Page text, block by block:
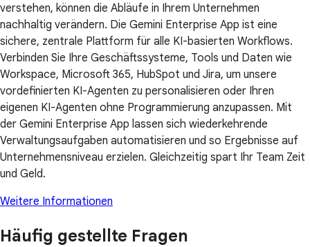
verstehen, können die Abläufe in Ihrem Unternehmen
nachhaltig verändern. Die Gemini Enterprise App ist eine
sichere, zentrale Plattform für alle KI-basierten Workflows.
Verbinden Sie Ihre Geschäftssysteme, Tools und Daten wie
Workspace, Microsoft 365, HubSpot und Jira, um unsere
vordefinierten KI-Agenten zu personalisieren oder Ihren
eigenen KI-Agenten ohne Programmierung anzupassen. Mit
der Gemini Enterprise App lassen sich wiederkehrende
Verwaltungsaufgaben automatisieren und so Ergebnisse auf
Unternehmensniveau erzielen. Gleichzeitig spart Ihr Team Zeit
und Geld.
Weitere Informationen
Häufig gestellte Fragen